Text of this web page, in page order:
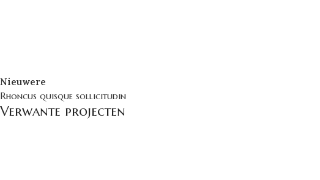
Nieuwere
Rhoncus quisque sollicitudin
Verwante projecten